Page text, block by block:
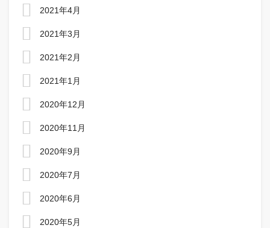
2021年4月
2021年3月
2021年2月
2021年1月
2020年12月
2020年11月
2020年9月
2020年7月
2020年6月
2020年5月